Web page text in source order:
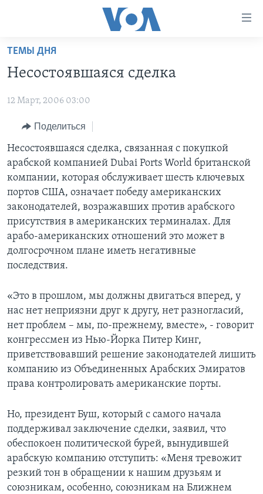
Перейти
основной
Перейти
навигации
Перейти
поиск
АМЕРИКА
НОВОСТИ ЗА МИНУТУ
ИТОГИ
ПОЧЕМУ ЭТО ВАЖНО?
ДИСКУССИЯ VOA
ДЕТАЛИ
НЬЮ-ЙОРК NEW YORK
АМЕРИКА. БОЛЬШОЕ ПУТЕШЕСТВИЕ
ПРОЕКТЫ
УЧИМ АНГЛИЙСКИЙ
НАША АМЕРИКАНСКАЯ ИСТОРИЯ
А КАК В АМЕРИКЕ?
АРТЕФАКТЫ
АМЕРИКАНСКИЕ ГОРОДКИ
ТЕСТЫ
ЭКСПЕРТИЗА
ИНТЕРВЬЮ
ФАКТЫ ПРОТИВ ФЕЙКОВ
ЗА СВОБОДУ ПРЕССЫ
УЧИМ АНГЛИЙСКИЙ
ВИДЕО
ПОДПИСКА НА НОВОСТИ
СОЦИАЛЬНЫЕ СЕТИ
Языки
ТЕМЫ ДНЯ
Несостоявшаяся сделка
12 Март, 2006 03:00
Поделиться
Несостоявшаяся сделка, связанная с покупкой
арабской компанией Dubai Ports World британской
компании, которая обслуживает шесть ключевых
портов США, означает победу американских
законодателей, возражавших против арабского
присутствия в американских терминалах. Для
арабо-американских отношений это может в
долгосрочном плане иметь негативные
последствия.
«Это в прошлом, мы должны двигаться вперед, у
нас нет неприязни друг к другу, нет разногласий,
нет проблем – мы, по-прежнему, вместе», - говорит
конгрессмен из Нью-Йорка Питер Кинг,
приветствовавший решение законодателей лишить
компанию из Объединенных Арабских Эмиратов
права контролировать американские порты.
Но, президент Буш, который с самого начала
поддерживал заключение сделки, заявил, что
обеспокоен политической бурей, вынудившей
арабскую компанию отступить: «Меня тревожит
резкий тон в обращении к нашим друзьям и
союзникам, особенно, союзникам на Ближнем